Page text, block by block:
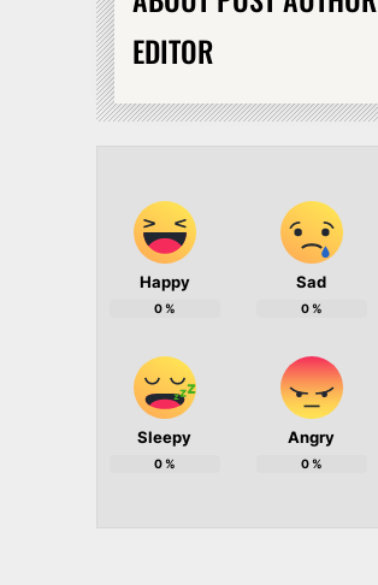
EDITOR
Happy
0%
Sad
0%
Sleepy
0%
Angry
0%